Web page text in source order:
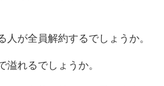
人が全員解約するでしょうか。
溢れるでしょうか。